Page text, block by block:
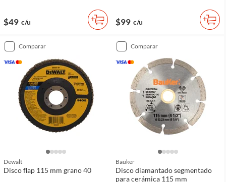
$49 c/u $99 c/u
comparar
Dewalt
Disco flap 115 mm grano 40
comparar
Bauker
Disco diamantado segmentado
para cerámica 115 mm